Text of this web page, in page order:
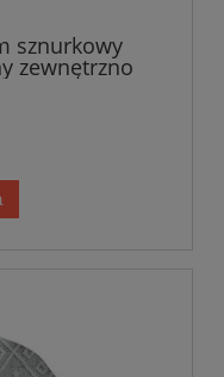
sznurkowy
zewnętrzno